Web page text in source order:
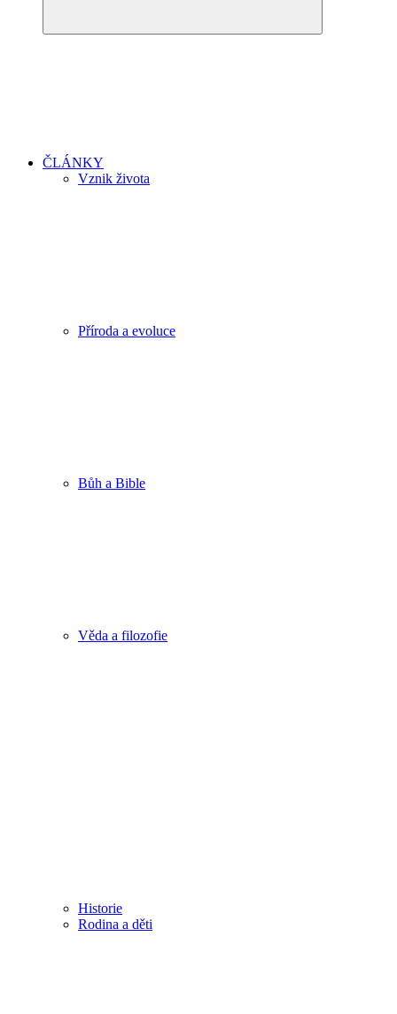
ČLÁNKY
Vznik života
Příroda a evoluce
Bůh a Bible
Věda a filozofie
Historie
Rodina a děti